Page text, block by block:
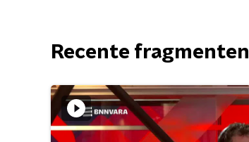
Recente fragmenten